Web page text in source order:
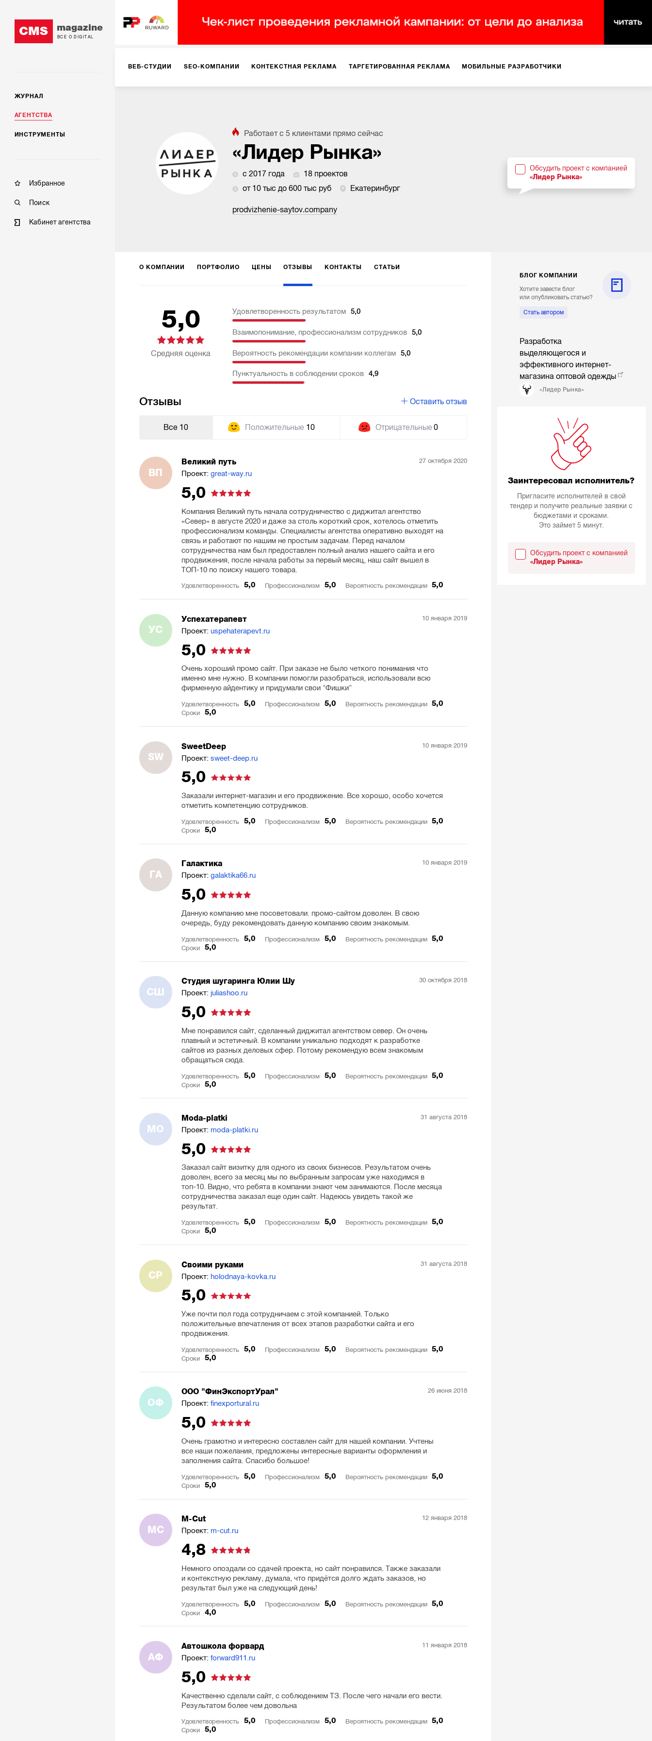
CMS magazine
ВСЕ О DIGITAL
ЖУРНАЛ
АГЕНТСТВА
ИНСТРУМЕНТЫ
Избранное
Поиск
Кабинет агентства
ВЕБ-СТУДИИ SEO-КОМПАНИИ КОНТЕКСТНАЯ РЕКЛАМА ТАРГЕТИРОВАННАЯ РЕКЛАМА МОБИЛЬНЫЕ РАЗРАБОТЧИКИ
РЕКЛАМА НА ИНТЕРНЕТ-ПЛОЩАДКАХ РАБОТА С МАРКЕТПЛЕЙСАМИ
Работает с5 клиентами прямо сейчас
«Лидер Рынка»
с 2017 года
18 проектов
от 10 тыс до 600 тыс руб
Екатеринбург
prodvizhenie-saytov.company
Обсудить проект с компанией
«Лидер Рынка»
О КОМПАНИИ ПОРТФОЛИО ЦЕНЫ ОТЗЫВЫ КОНТАКТЫ СТАТЬИ
5,0
Средняя оценка
Удовлетворенность результатом 5,0
Взаимопонимание, профессионализм сотрудников 5,0
Вероятность рекомендации компании коллегам 5,0
Пунктуальность в соблюдении сроков 4,9
Отзывы Оставить отзыв
Все 10 Положительные 10 Отрицательные 0
ВП
Великий путь
Проект:great-way.ru
27 октября 2020
5,0
Компания Великий путь начала сотрудничество с диджитал агентство
«Север» в августе 2020 и даже за столь короткий срок, хотелось отметить
профессионализм команды. Специалисты агентства оперативно выходят на
связь и работают по нашим не простым задачам. Перед началом
сотрудничества нам был предоставлен полный анализ нашего сайта и его
продвижения, после начала работы за первый месяц, наш сайт вышел в
ТОП-10 по поиску нашего товара.
Удовлетворенность 5,0 Профессионализм 5,0 Вероятность рекомендации 5,0
УС
Успехатерапевт
Проект: uspehaterapevt.ru
10 января 2019
5,0
Очень хороший промо сайт. При заказе не было четкого понимания что
именно мне нужно. В компании помогли разобраться, использовали всю
фирменную айдентику и придумали свои "Фишки"
Удовлетворенность 5,0 Профессионализм 5,0 Вероятность рекомендации 5,0
Сроки 5,0
SW
SweetDeep
Проект:sweet-deep.ru
10 января 2019
5,0
Заказали интернет-магазин и его продвижение. Все хорошо, особо хочется
отметить компетенцию сотрудников.
Удовлетворенность 5,0 Профессионализм 5,0 Вероятность рекомендации 5,0
Сроки 5,0
ГА
Галактика
Проект:galaktika66.ru
10 января 2019
5,0
Данную компанию мне посоветовали. промо-сайтом доволен. В свою
очередь, буду рекомендовать данную компанию своим знакомым.
Удовлетворенность 5,0 Профессионализм 5,0 Вероятность рекомендации 5,0
Сроки 5,0
СШ
Студия шугаринга Юлии Шу
Проект: juliashoo.ru
30 октября 2018
5,0
Мне понравился сайт, сделанный диджитал агентством север. Он очень
плавный и эстетичный. В компании уникально подходят к разработке
сайтов из разных деловых сфер. Потому рекомендую всем знакомым
обращаться сюда.
Удовлетворенность 5,0 Профессионализм 5,0 Вероятность рекомендации 5,0
Сроки 5,0
MO
Moda-platki
Проект: moda-platki.ru
31 августа 2018
5,0
Заказал сайт визитку для одного из своих бизнесов. Результатом очень
доволен, всего за месяц мы по выбранным запросам уже находимся в
топ-10. Видно, что ребята в компании знают чем занимаются. После месяца
сотрудничества заказал еще один сайт. Надеюсь увидеть такой же
результат.
Удовлетворенность 5,0 Профессионализм 5,0 Вероятность рекомендации 5,0
Сроки 5,0
СР
Своими руками
Проект: holodnaya-kovka.ru
31 августа 2018
5,0
Уже почти пол года сотрудничаем с этой компанией. Только
положительные впечатления от всех этапов разработки сайта и его
продвижения.
Удовлетворенность 5,0 Профессионализм 5,0 Вероятность рекомендации 5,0
Сроки 5,0
ОФ
ООО "ФинЭкспортУрал"
Проект:finexportural.ru
26 июня 2018
5,0
Очень грамотно и интересно составлен сайт для нашей компании. Учтены
все наши пожелания, предложены интересные варианты оформления и
заполнения сайта. Спасибо большое!
Удовлетворенность 5,0 Профессионализм 5,0 Вероятность рекомендации 5,0
Сроки 5,0
MC
M-Cut
Проект: m-cut.ru
12 января 2018
4,8
Немного опоздали со сдачей проекта, но сайт понравился. Также заказали
и контекстную рекламу, думала, что придётся долго ждать заказов, но
результат был уже на следующий день!
Удовлетворенность 5,0 Профессионализм 5,0 Вероятность рекомендации 5,0
Сроки 4,0
АФ
Автошкола форвард
Проект:forward911.ru
11 января 2018
5,0
Качественно сделали сайт, с соблюдением ТЗ. После чего начали его вести.
Результатом более чем довольна
Удовлетворенность 5,0 Профессионализм 5,0 Вероятность рекомендации 5,0
Сроки 5,0
БЛОГ КОМПАНИИ
Хотите завести блог
или опубликовать статью?
Стать автором
Разработка
выделяющегося и
эффективного интернет-
магазина оптовой одежды
«Лидер Рынка»
Заинтересовал исполнитель?
Пригласите исполнителей в свой
тендер и получите реальные заявки с
бюджетами и сроками.
Это займет 5 минут.
Обсудить проект с компанией
«Лидер Рынка»